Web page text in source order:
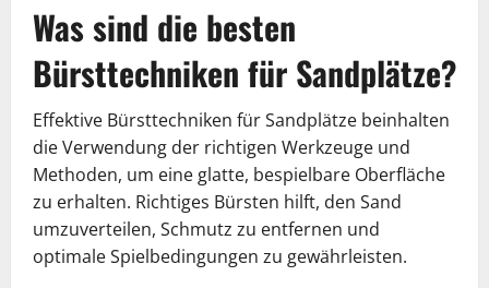
Was sind die besten
Bürsttechniken für Sandplätze?
Effektive Bürsttechniken für Sandplätze beinhalten
die Verwendung der richtigen Werkzeuge und
Methoden, um eine glatte, bespielbare Oberfläche
zu erhalten. Richtiges Bürsten hilft, den Sand
umzuverteilen, Schmutz zu entfernen und
optimale Spielbedingungen zu gewährleisten.